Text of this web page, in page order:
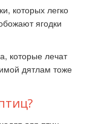
которых легко
ягодки
которые лечат
дятлам тоже